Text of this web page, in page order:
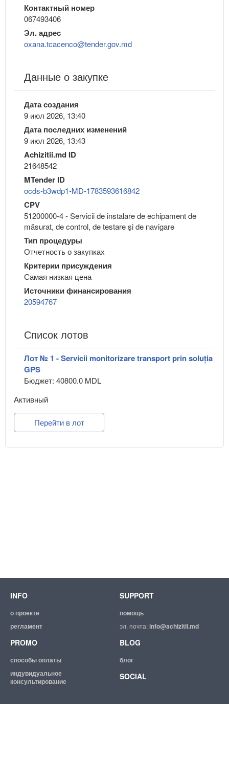
Контактный номер
067493406
Эл. адрес
oxana.tcacenco@tender.gov.md
Данные о закупке
Дата создания
9 июл 2026, 13:40
Дата последних изменений
9 июл 2026, 13:43
Achizitii.md ID
21648542
MTender ID
ocds-b3wdp1-MD-1783593616842
CPV
51200000-4 - Servicii de instalare de echipament de
măsurat, de control, de testare şi de navigare
Тип процедуры
Отчетность о закупках
Критерии присуждения
Самая низкая цена
Источники финансирования
20594767
Список лотов
Лот № 1 - Servicii monitorizare transport prin soluția
GPS
Бюджет: 40800.0 MDL
Активный
Перейти в лот
INFO
о проекте
регламент
SUPPORT
помощь
эл. почта:info@achizitii.md
PROMO
способы оплаты
индувидуальное
консультирование
BLOG
блог
SOCIAL